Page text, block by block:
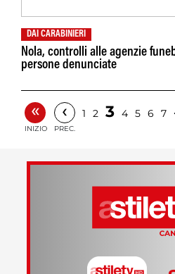
DAI CARABINIERI
Nola, controlli alle agenzie
persone denunciate
«
INIZIO
‹
PREC.
1 2 3 4 5 6 7